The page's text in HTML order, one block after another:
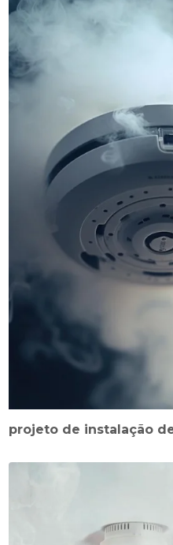
projeto de instalação